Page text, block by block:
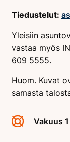
Tiedustelut:
Yleisiin
vastaa myös
609 5555.
Huom. Kuvat
samasta
Vakuus